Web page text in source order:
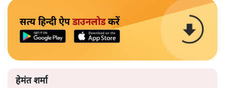
सत्य हिन्दी ऐपडाउनलोडकरें
हेमंत शर्मा